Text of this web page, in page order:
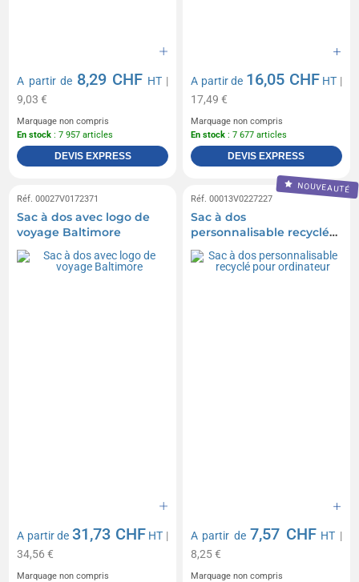
A partir de 8,29 CHF HT|
9,03 €
Marquage non compris
En stock : 7 957 articles
DEVIS EXPRESS
A partir de 16,05 CHF HT |
17,49 €
Marquage non compris
En stock : 7 677 articles
DEVIS EXPRESS
Réf. 00027V0172371
Sac à dos avec logo de
voyage Baltimore
A partir de31,73 CHF HT |
34,56 €
Marquage non compris
NOUVEAUTÉ
Réf. 00013V0227227
Sac à dos
personnalisable recyclé
pour ordinateur
A partir de 7,57 CHF HT |
8,25 €
Marquage non compris